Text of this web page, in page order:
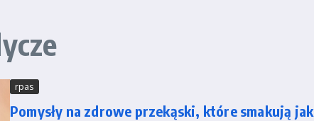
rpas
Pomysły na zdrowe przekąski, które smakują jak